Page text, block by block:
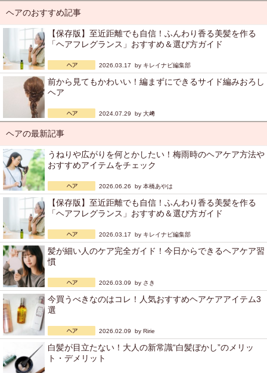
ヘアのおすすめ記事
【保存版】至近距離でも自信！ふんわり香る美髪を作る
「ヘアフレグランス」おすすめ＆選び方ガイド
2026.03.17 by キレイナビ編集部
前から見てもかわいい！編まずにできるサイド編みおろし
ヘア
2024.07.29 by 大﨑
ヘアの最新記事
うねりや広がりを何とかしたい！梅雨時のヘアケア方法や
おすすめアイテムをチェック
2026.06.26 by 本橋あやは
【保存版】至近距離でも自信！ふんわり香る美髪を作る
「ヘアフレグランス」おすすめ＆選び方ガイド
2026.03.17 by キレイナビ編集部
髪が細い人のケア完全ガイド！今日からできるヘアケア習
慣
2026.03.09 by さき
今買うべきなのはコレ！人気おすすめヘアケアアイテム3
選
2026.02.09 by Ririe
白髪が目立たない！大人の新常識“白髪ぼかし”のメリッ
ト・デメリット